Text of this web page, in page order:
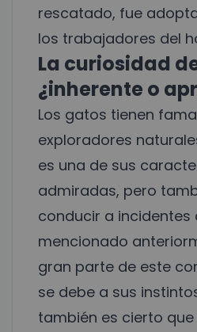
rescatado, fue
los trabajadores del
La curiosidad
¿inherente o
Los gatos tienen
exploradores
es una de sus
admiradas, pero
conducir a incidentes
mencionado
gran parte de este
se debe a sus
también es cierto